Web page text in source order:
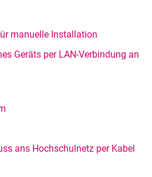
manuelle Installation
Geräts per LAN-Verbindung an
ans Hochschulnetz per Kabel